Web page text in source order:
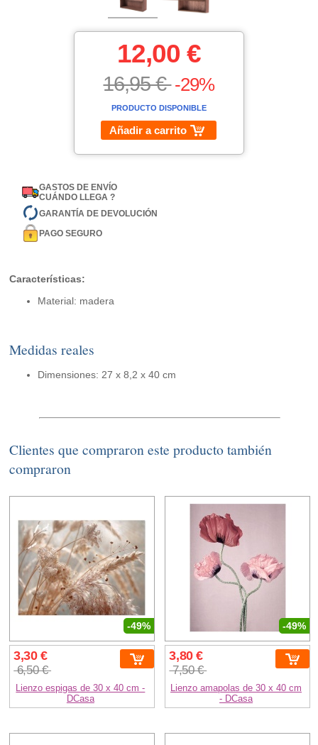
12,00 €
16,95 €-29%
PRODUCTO DISPONIBLE
Añadir a carrito
GASTOS DE ENVÍO
CUÁNDO LLEGA ?
GARANTÍA DE DEVOLUCIÓN
PAGO SEGURO
Características:
Material: madera
Medidas reales
Dimensiones: 27 x 8,2 x 40 cm
Clientes que compraron este producto también
compraron
-49%
3,30 €
6,50 €
Lienzo espigas de 30 x 40 cm -
DCasa
-49%
3,80 €
7,50 €
Lienzo amapolas de 30 x 40 cm
- DCasa